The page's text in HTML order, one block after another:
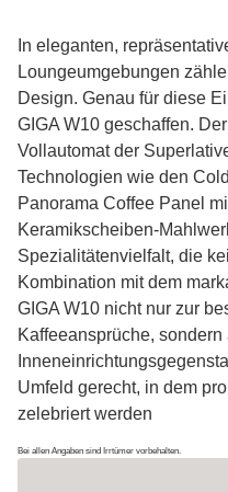
In eleganten,
Loungeumgebungen
Design. Genau für diese
GIGA W10 geschaffen.
Vollautomat der
Technologien wie den
Panorama Coffee Panel
Keramikscheiben-
Spezialitätenvielfalt, die
Kombination mit dem
GIGA W10 nicht nur zur
Kaffeeansprüche,
Umfeld gerecht, in dem
zelebriert werden
Bei allen Angaben sind Irrtümer vorbehalten.